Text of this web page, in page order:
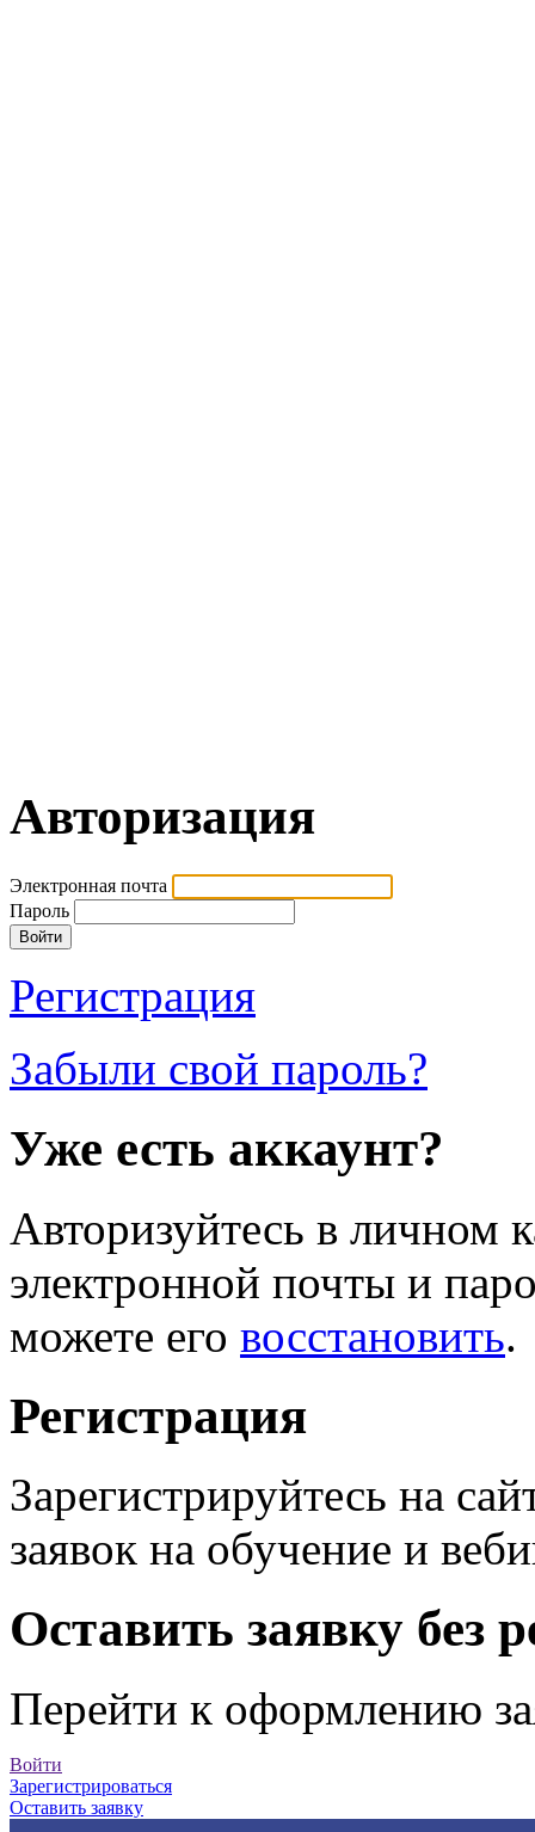
Авторизация
Электронная почта
Пароль
Регистрация
Забыли свой пароль?
Уже есть аккаунт?
Авторизуйтесь в личном
электронной почты и
можете его восстановить.
Регистрация
Зарегистрируйтесь на
заявок на обучение и
Оставить заявку без
Перейти к оформлению
Войти
Зарегистрироваться
Оставить заявку